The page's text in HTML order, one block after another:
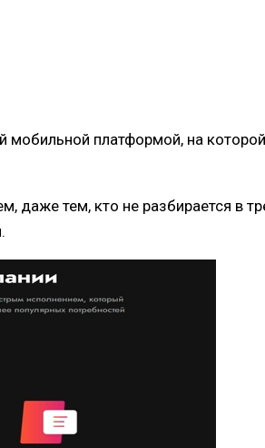
платформой, на
даже тем, кто не разбирается в